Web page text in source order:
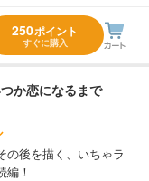
250ポイント
すぐに購入
か恋になるまで
の後を描く、いちゃラ
編！